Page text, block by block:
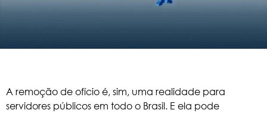
A remoção de ofício é, sim, uma realidade para
servidores públicos em todo o Brasil. E ela pode